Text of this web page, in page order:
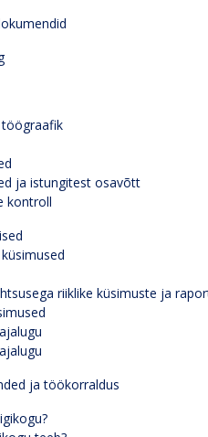
töögraafik
ja istungitest osavõtt
kontroll
riiklike küsimuste ja
ja töökorraldus